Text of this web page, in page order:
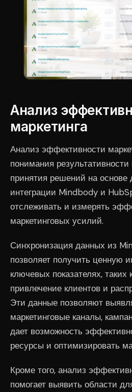
Анализ
маркетинга
Анализ эффективности
понимания
принятия решений на основе
интеграции Mindbody и
отслеживать и измерять
маркетинговых усилий.
Синхронизация данных из
позволяет получить ценную
ключевых показателях, таких
привлечение клиентов и
Эти данные позволяют
маркетинговые каналы,
дает возможность
ресурсы и оптимизировать
Кроме того, анализ
помогает выявить области